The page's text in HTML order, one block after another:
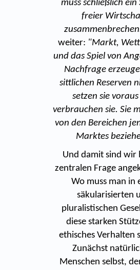
muss schließlich ein
freier
weiter: "Markt,
und das Spiel von
Nachfrage
sittlichen Reserven
setzen sie
verbrauchen sie. Sie
von den Bereichen
Marktes
Und damit sind wir
zentralen Frage
Wo muss man in
säkularisierten
pluralistischen
diese starken
ethisches Verhalten
Zunächst
Menschen selbst,